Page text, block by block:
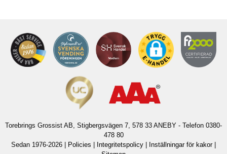
Torebrings Grossist AB, Stigbergsvägen 7, 578 33 ANEBY - Telefon 0380-
478 80
Sedan 1976-2026 |
Policies Integritetspolicy Inställningar för kakor|